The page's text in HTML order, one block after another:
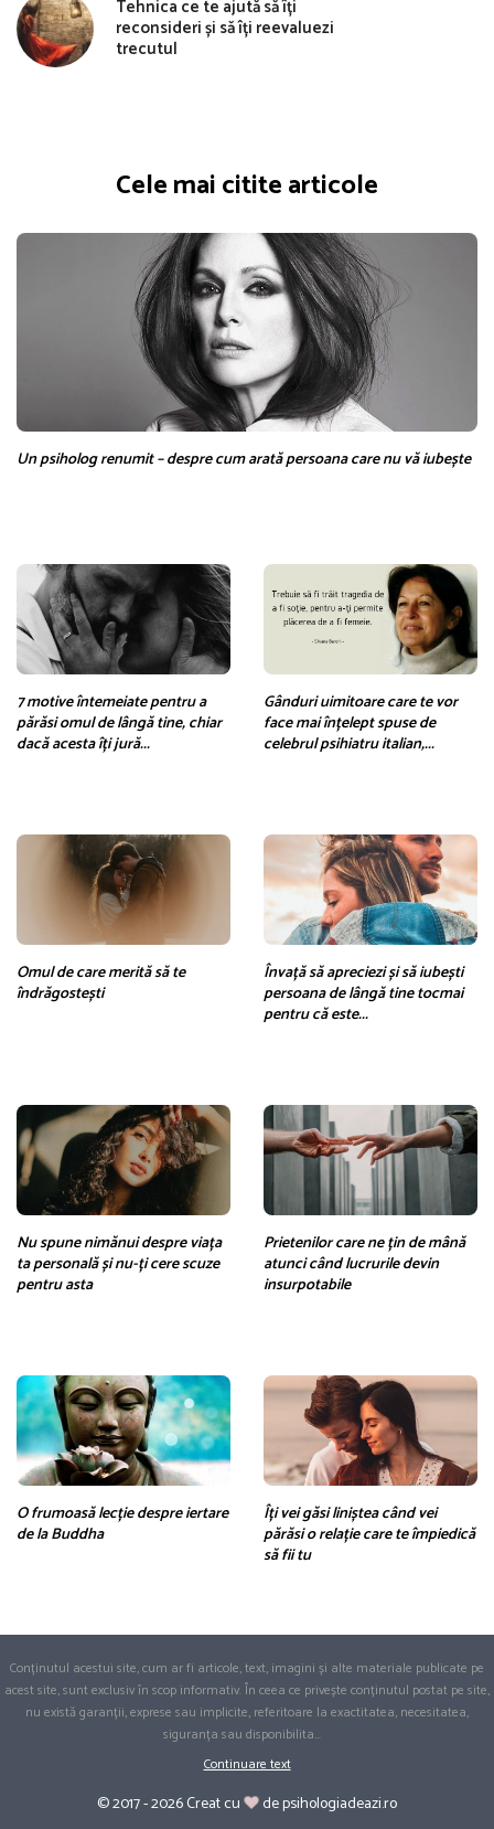
Tehnica ce te ajută să îți
reconsideri și să îți reevaluezi
trecutul
Cele mai citite articole
Un psiholog renumit – despre cum arată persoana care nu vă iubește
7 motive întemeiate pentru a
părăsi omul de lângă tine, chiar
dacă acesta îți jură...
Gânduri uimitoare care te vor
face mai înțelept spuse de
celebrul psihiatru italian,...
Omul de care merită să te
îndrăgostești
Învață să apreciezi și să iubești
persoana de lângă tine tocmai
pentru că este...
Nu spune nimănui despre viața
ta personală și nu-ți cere scuze
pentru asta
Prietenilor care ne țin de mână
atunci când lucrurile devin
insurpotabile
O frumoasă lecție despre iertare
de la Buddha
Îți vei găsi liniștea când vei
părăsi o relație care te împiedică
să fii tu
Conținutul acestui site, cum ar fi articole, text, imagini și alte materiale publicate pe
acest site, sunt exclusiv în scop informativ. În ceea ce privește conținutul postat pe site,
nu există garanții, exprese sau implicite, referitoare la exactitatea, necesitatea,
siguranța sau disponibilita...
Continuare text
© 2017 - 2026 Creat cu de psihologiadeazi.ro